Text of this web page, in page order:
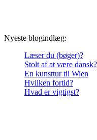
Nyeste blogindlæg:
Læser du (bøger)?
Stolt af at være dansk?
En kunsttur til Wien
Hvilken fortid?
Hvad er vigtigst?